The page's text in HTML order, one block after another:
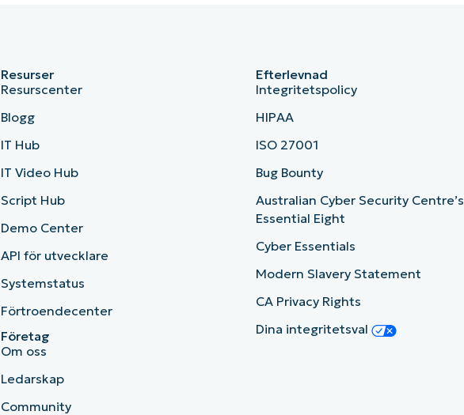
Resurser
Resurscenter
Blogg
IT Hub
IT Video Hub
Script Hub
Demo Center
API för utvecklare
Systemstatus
Förtroendecenter
Företag
Om oss
Ledarskap
Community
Efterlevnad
Integritetspolicy
HIPAA
ISO 27001
Bug Bounty
Australian Cyber Security Centre’s
Essential Eight
Cyber Essentials
Modern Slavery Statement
CA Privacy Rights
Dina integritetsval